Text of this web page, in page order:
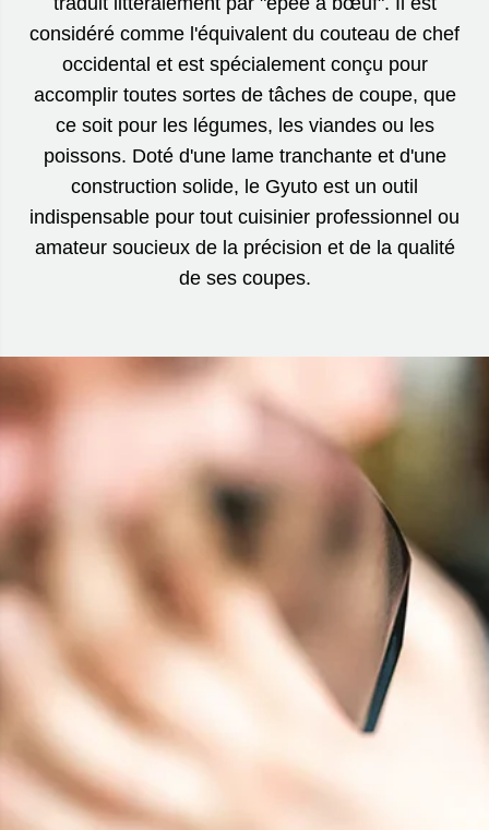
considéré comme l'équivalent du couteau de chef
occidental et est spécialement conçu pour
accomplir toutes sortes de tâches de coupe, que
ce soit pour les légumes, les viandes ou les
poissons. Doté d'une lame tranchante et d'une
construction solide, le Gyuto est un outil
indispensable pour tout cuisinier professionnel ou
amateur soucieux de la précision et de la qualité
de ses coupes.